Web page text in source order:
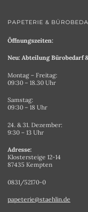
PAPETERIE &
Öffnungszeiten:
Neu: Abteilung Bürobedarf
Montag – Freitag:
09:30 – 18.30 Uhr
Samstag:
09:30 – 18 Uhr
24. & 31. Dezember:
9:30 – 13 Uhr
Adresse:
Klostersteige 12-14
87435 Kempten
0831/52170-0
papeterie@staehlin.de